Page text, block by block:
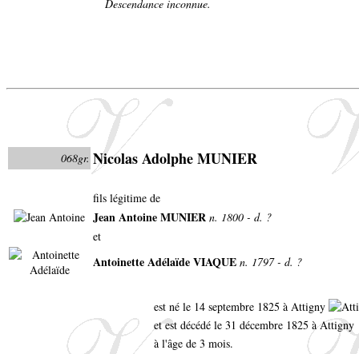
Descendance inconnue.
068gr. Nicolas Adolphe MUNIER
fils légitime de
Jean Antoine MUNIER n. 1800 - d. ?
et
Antoinette Adélaïde VIAQUE n. 1797 - d. ?
est né le 14 septembre 1825 à Attigny
et est décédé le 31 décembre 1825 à Attigny
à l'âge de 3 mois.